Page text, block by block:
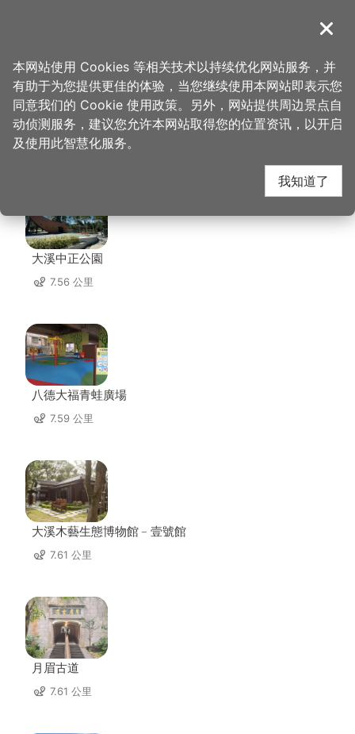
導覽
首页 > 想去的地方 > 住宿 > 马村隐园民宿
马村隐园民宿 周边景点
大溪中正公園
7.56 公里
八德大福青蛙廣場
7.59 公里
大溪木藝生態博物館﹣壹號館
7.61 公里
月眉古道
7.61 公里
关闭
本网站使用 Cookies 等相关技术以持续优化网站服务，并
有助于为您提供更佳的体验，当您继续使用本网站即表示您
同意我们的 Cookie 使用政策。另外，网站提供周边景点自
动侦测服务，建议您允许本网站取得您的位置资讯，以开启
及使用此智慧化服务。
我知道了